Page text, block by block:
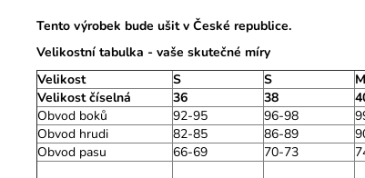
Tento výrobek bude ušit v České republice.
Velikostní tabulka - vaše skutečné míry
Velikost
S S M
Velikost číselná
36 38
Obvod boků
92-95 96-98
Obvod hrudi
82-85 86-89
Obvod pasu
66-69 70-73